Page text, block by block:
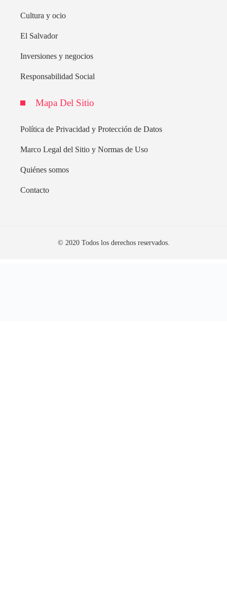
Cultura y ocio
El Salvador
Inversiones y negocios
Responsabilidad Social
Mapa Del Sitio
Política de Privacidad y Protección de Datos
Marco Legal del Sitio y Normas de Uso
Quiénes somos
Contacto
© 2020 Todos los derechos reservados.